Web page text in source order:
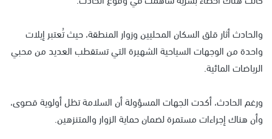
والحادث أثار قلق السكان المحليين وزوار المنطقة، حيث تُعتبر إيلات
واحدة من الوجهات السياحية الشهيرة التي تستقطب العديد من محبي
الرياضات المائية.
ورغم الحادث، أكدت الجهات المسؤولة أن السلامة تظل أولوية قصوى،
وأن هناك إجراءات مستمرة لضمان حماية الزوار والمتنزهين.